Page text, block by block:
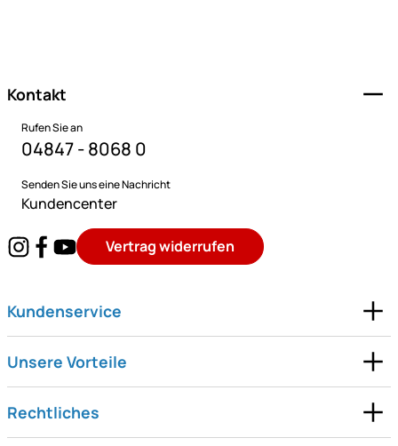
Kontakt
Rufen Sie an
04847 - 8068 0
Senden Sie uns eine Nachricht
Kundencenter
Vertrag widerrufen
Kundenservice
Unsere Vorteile
Rechtliches